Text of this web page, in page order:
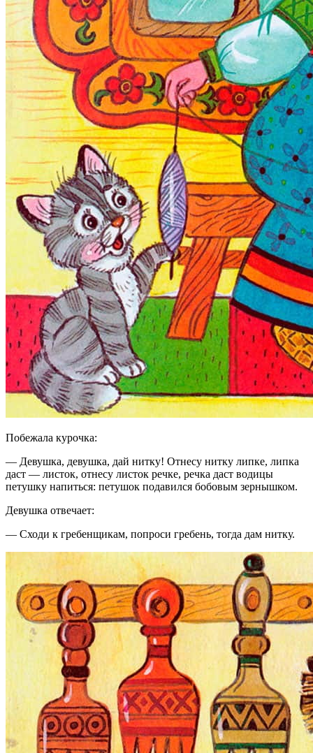
Побежала курочка:
— Девушка, девушка, дай нитку! Отнесу нитку липке, липка
даст — листок, отнесу листок речке, речка даст водицы
петушку напиться: петушок подавился бобовым зернышком.
Девушка отвечает:
— Сходи к гребенщикам, попроси гребень, тогда дам нитку.